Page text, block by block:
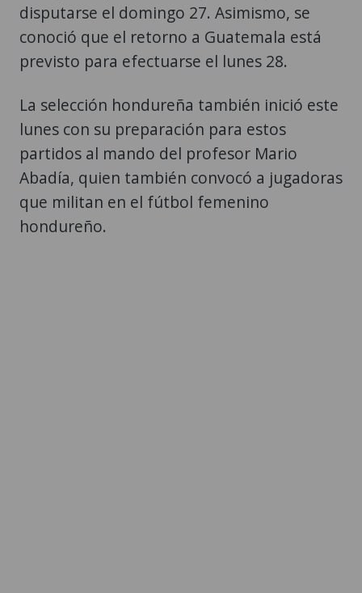
disputarse el domingo 27. Asimismo, se
conoció que el retorno a Guatemala está
previsto para efectuarse el lunes 28.
La selección hondureña también inició este
lunes con su preparación para estos
partidos al mando del profesor Mario
Abadía, quien también convocó a jugadoras
que militan en el fútbol femenino
hondureño.